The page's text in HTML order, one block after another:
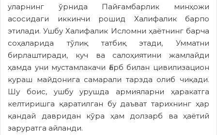
уларнинг ўрнида Пайғамбарлик минҳожи
асосидаги иккинчи рошид Халифалик барпо
этилади. Ушбу Халифалик Исломни ҳаётнинг барча
соҳаларида тўлиқ татбиқ этади, Умматни
бирлаштиради, куч ва салоҳиятини жамлайди
ҳамда уни мустамлакачи Ғарб билан цивилизацион
кураш майдонига самарали тарзда олиб чиқади.
Шу боис, ушбу урушда армияларни ҳаракатга
келтиришга қаратилган бу даъват тарихнинг ҳар
қандай давридан кўра ҳам долзарб ва ҳаётий
заруратга айланди.